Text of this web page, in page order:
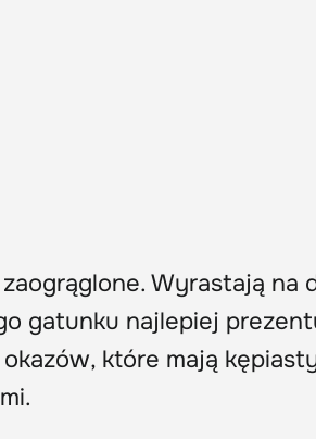
Wyrastają na
gatunku najlepiej
które mają